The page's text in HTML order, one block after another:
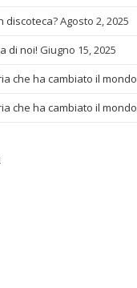
discoteca?Agosto 2, 2025
di noi! Giugno 15, 2025
che ha cambiato il mondo
che ha cambiato il mondo